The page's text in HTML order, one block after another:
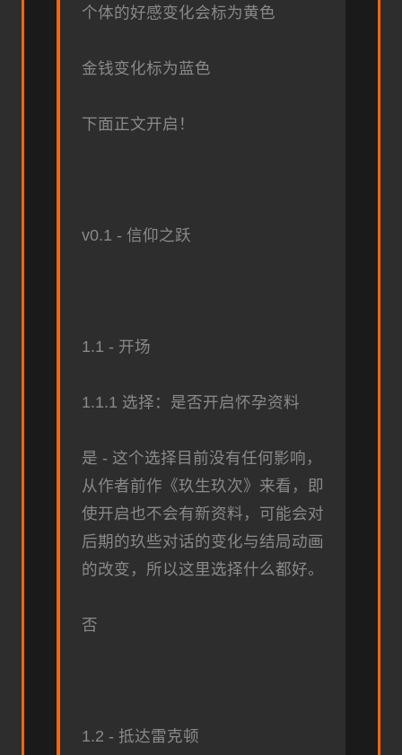
个体的好感变化会标为黄色
金钱变化标为蓝色
下面正文开启！
v0.1 - 信仰之跃
1.1 - 开场
1.1.1 选择：是否开启怀孕资料
是 - 这个选择目前没有任何影响，
从作者前作《玖生玖次》来看，即
使开启也不会有新资料，可能会对
后期的玖些对话的变化与结局动画
的改变，所以这里选择什么都好。
否
1.2 - 抵达雷克顿